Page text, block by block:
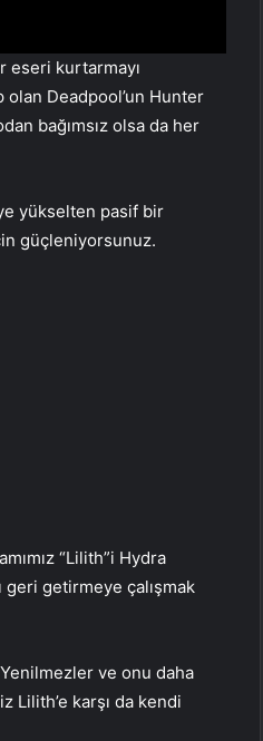
eseri kurtarmayı
Deadpool’un Hunter
bağımsız olsa da her
yükselten pasif bir
güçleniyorsunuz.
“Lilith”i Hydra
geri getirmeye çalışmak
ve onu daha
Lilith’e karşı da kendi